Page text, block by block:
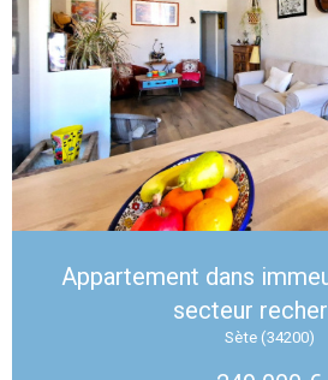
Appartement dans
secteur
Sète (34200)